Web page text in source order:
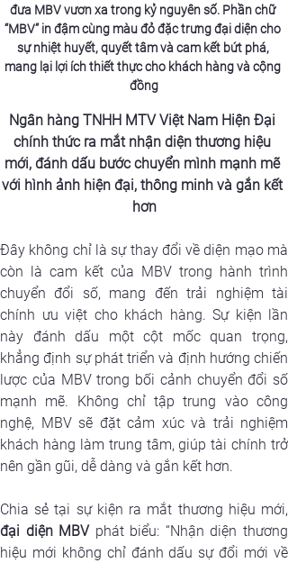
đưa MBV vươn xa trong kỷ nguyên số. Phần chữ
“MBV” in đậm cùng màu đỏ đặc trưng đại diện cho
sự nhiệt huyết, quyết tâm và cam kết bứt phá,
mang lại lợi ích thiết thực cho khách hàng và cộng
đồng
Ngân hàng TNHH MTV Việt Nam Hiện Đại
chính thức ra mắt nhận diện thương hiệu
mới, đánh dấu bước chuyển mình mạnh mẽ
với hình ảnh hiện đại, thông minh và gắn kết
hơn
Đây không chỉ là sự thay đổi về diện mạo mà
còn là cam kết của MBV trong hành trình
chuyển đổi số, mang đến trải nghiệm tài
chính ưu việt cho khách hàng. Sự kiện lần
này đánh dấu một cột mốc quan trọng,
khẳng định sự phát triển và định hướng chiến
lược của MBV trong bối cảnh chuyển đổi số
mạnh mẽ. Không chỉ tập trung vào công
nghệ, MBV sẽ đặt cảm xúc và trải nghiệm
khách hàng làm trung tâm, giúp tài chính trở
nên gần gũi, dễ dàng và gắn kết hơn.
Chia sẻ tại sự kiện ra mắt thương hiệu mới,
đại diện MBV phát biểu: “Nhận diện thương
hiệu mới không chỉ đánh dấu sự đổi mới về